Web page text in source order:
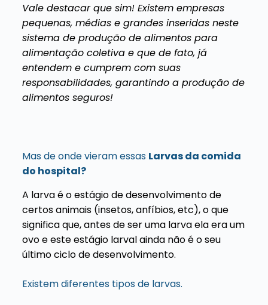
Vale destacar que sim! Existem empresas
pequenas, médias e grandes inseridas neste
sistema de produção de alimentos para
alimentação coletiva e que de fato, já
entendem e cumprem com suas
responsabilidades, garantindo a produção de
alimentos seguros!
Mas de onde vieram essas Larvas da comida
do hospital?
A larva é o estágio de desenvolvimento de
certos animais (insetos, anfíbios, etc), o que
significa que, antes de ser uma larva ela era um
ovo e este estágio larval ainda não é o seu
último ciclo de desenvolvimento.
Existem diferentes tipos de larvas.